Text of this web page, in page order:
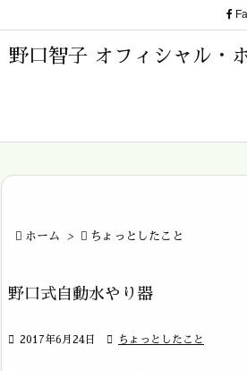
野口智子 オフィシャル・
 ホーム >  ちょっとしたこと
野口式自動水やり器
 2017年6月24日  ちょっとしたこと